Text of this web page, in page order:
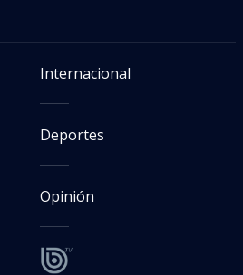
Internacional
Deportes
Opinión